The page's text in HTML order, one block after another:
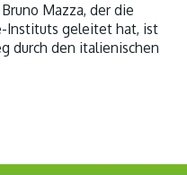
Mazza, der die
Instituts geleitet hat, ist
durch den italienischen